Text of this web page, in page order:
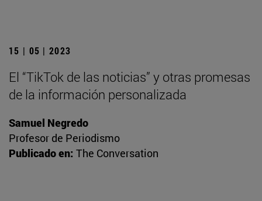
15 | 05 | 2023
El “TikTok de las noticias” y otras promesas
de la información personalizada
Samuel Negredo
Profesor de Periodismo
Publicado en: The Conversation